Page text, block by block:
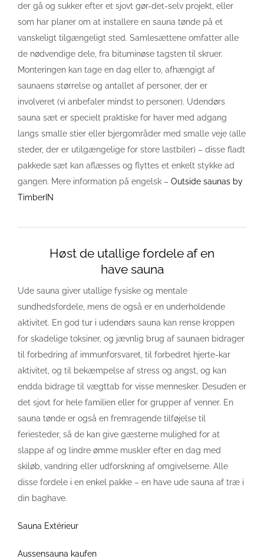
der gå og sukker efter et sjovt gør-det-selv projekt, eller
som har planer om at installere en sauna tønde på et
vanskeligt tilgængeligt sted. Samlesættene omfatter alle
de nødvendige dele, fra bituminøse tagsten til skruer.
Monteringen kan tage en dag eller to, afhængigt af
saunaens størrelse og antallet af personer, der er
involveret (vi anbefaler mindst to personer). Udendørs
sauna sæt er specielt praktiske for haver med adgang
langs smalle stier eller bjergområder med smalle veje (alle
steder, der er utilgængelige for store lastbiler) – disse fladt
pakkede sæt kan aflæsses og flyttes et enkelt stykke ad
gangen. Mere information på engelsk – Outside saunas by
TimberIN
Høst de utallige fordele af en
have sauna
Ude sauna giver utallige fysiske og mentale
sundhedsfordele, mens de også er en underholdende
aktivitet. En god tur i udendørs sauna kan rense kroppen
for skadelige toksiner, og jævnlig brug af saunaen bidrager
til forbedring af immunforsvaret, til forbedret hjerte-kar
aktivitet, og til bekæmpelse af stress og angst, og kan
endda bidrage til vægttab for visse mennesker. Desuden er
det sjovt for hele familien eller for grupper af venner. En
sauna tønde er også en fremragende tilføjelse til
feriesteder, så de kan give gæsterne mulighed for at
slappe af og lindre ømme muskler efter en dag med
skiløb, vandring eller udforskning af omgivelserne. Alle
disse fordele i en enkel pakke – en have ude sauna af træ i
din baghave.
Sauna Extérieur
Aussensauna kaufen